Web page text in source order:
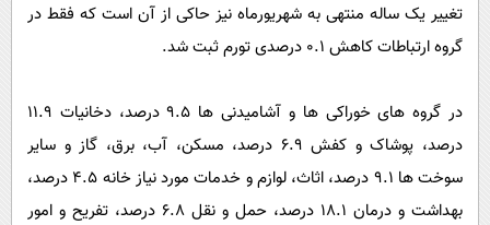
تغییر یک ساله منتهی به شهریورماه نیز حاکی از آن است که فقط در
گروه ارتباطات کاهش 0.1 درصدی تورم ثبت شد.
در گروه های خوراکی ها و آشامیدنی ها 9.5 درصد، دخانیات 11.9
درصد، پوشاک و کفش 6.9 درصد، مسکن، آب، برق، گاز و سایر
سوخت ها 9.1 درصد، اثاث، لوازم و خدمات مورد نیاز خانه 4.5 درصد،
بهداشت و درمان 18.1 درصد، حمل و نقل 6.8 درصد، تفریح و امور